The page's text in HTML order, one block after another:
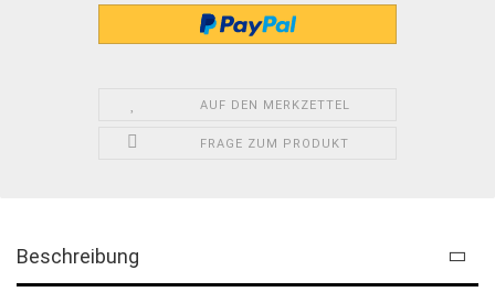
AUF DEN MERKZETTEL
FRAGE ZUM PRODUKT
Beschreibung